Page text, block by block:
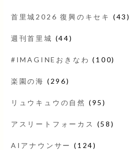
首里城2026 復興のキセキ (43)
週刊首里城 (44)
#IMAGINEおきなわ (100)
楽園の海 (296)
リュウキュウの自然 (95)
アスリートフォーカス (58)
AIアナウンサー (124)